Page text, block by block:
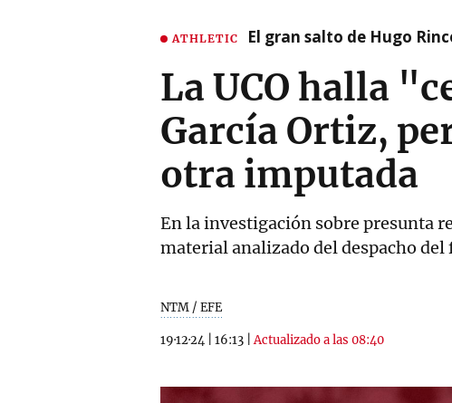
ATHLETIC El gran salto de Hugo
La UCO halla
García Ortiz,
otra imputada
En la investigación sobre presunta
material analizado del despacho del
NTM / EFE
19·12·24 16:13 |Actualizado a las 08:40